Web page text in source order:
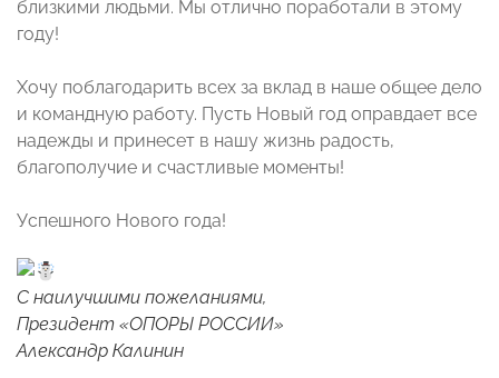
близкими людьми. Мы отлично поработали в этому
году!
Хочу поблагодарить всех за вклад в наше общее дело
и командную работу. Пусть Новый год оправдает все
надежды и принесет в нашу жизнь радость,
благополучие и счастливые моменты!
Успешного Нового года!
С наилучшими пожеланиями,
Президент «ОПОРЫ РОССИИ»
Александр Калинин